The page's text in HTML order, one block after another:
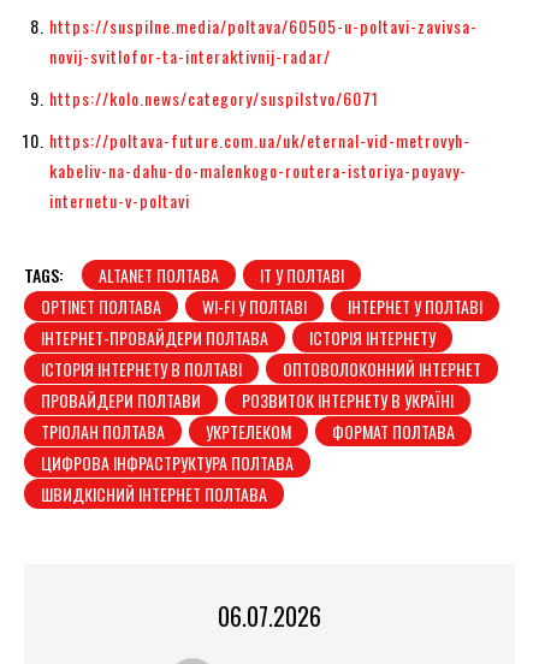
https://suspilne.media/poltava/60505-u-poltavi-zavivsa-
novij-svitlofor-ta-interaktivnij-radar/
https://kolo.news/category/suspilstvo/6071
https://poltava-future.com.ua/uk/eternal-vid-metrovyh-
kabeliv-na-dahu-do-malenkogo-routera-istoriya-poyavy-
internetu-v-poltavi
TAGS: ALTANET ПОЛТАВА
IT У ПОЛТАВІ
OPTINET ПОЛТАВА
WI-FI У ПОЛТАВІ
ІНТЕРНЕТ У ПОЛТАВІ
ІНТЕРНЕТ-ПРОВАЙДЕРИ ПОЛТАВА
ІСТОРІЯ ІНТЕРНЕТУ
ІСТОРІЯ ІНТЕРНЕТУ В ПОЛТАВІ
ОПТОВОЛОКОННИЙ ІНТЕРНЕТ
ПРОВАЙДЕРИ ПОЛТАВИ
РОЗВИТОК ІНТЕРНЕТУ В УКРАЇНІ
ТРІОЛАН ПОЛТАВА
УКРТЕЛЕКОМ
ФОРМАТ ПОЛТАВА
ЦИФРОВА ІНФРАСТРУКТУРА ПОЛТАВА
ШВИДКІСНИЙ ІНТЕРНЕТ ПОЛТАВА
06.07.2026